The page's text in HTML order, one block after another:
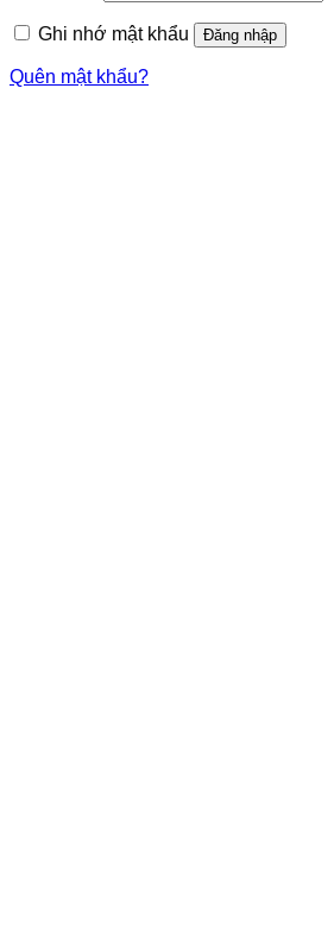
Ghi nhớ mật khẩu Đăng nhập
Quên mật khẩu?